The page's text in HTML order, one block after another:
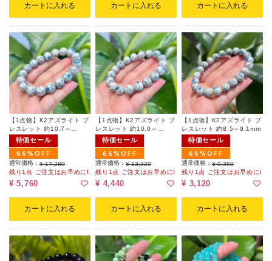
カートに入れる カートに入れる カートに入れる
【1点物】K2アズライト ブ
レスレット 約10.7～
11.2mm
特価セール
66%OFF
通常価格： ¥ 17,280
残り1点 ご注文はお早めに!
¥ 5,760
カートに入れる
【1点物】K2アズライト ブ
レスレット 約10.0～
10.7mm
特価セール
66%OFF
通常価格：¥ 13,320
残り1点 ご注文はお早めに!
¥ 4,440
カートに入れる
【1点物】K2アズライト ブ
レスレット 約8.5～9.1mm
特価セール
66%OFF
通常価格：¥ 9,360
残り1点 ご注文はお早めに!
¥ 3,120
カートに入れる